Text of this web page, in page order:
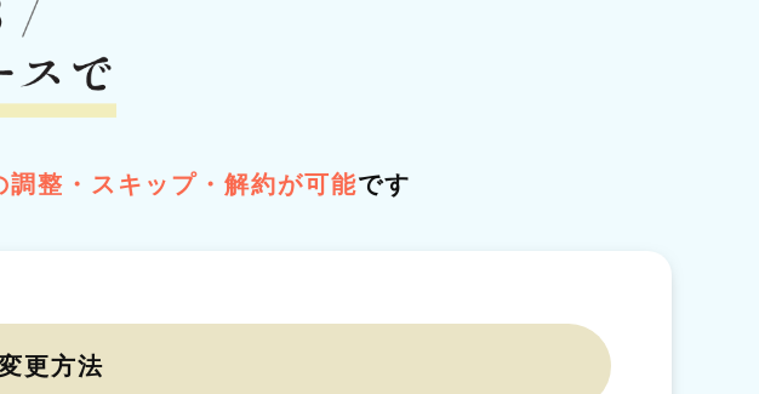
調整・スキップ・解約が可能です
更方法